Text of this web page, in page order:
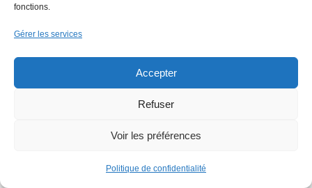
fonctions.
Gérer les services
Accepter
Refuser
Voir les préférences
Politique de confidentialité